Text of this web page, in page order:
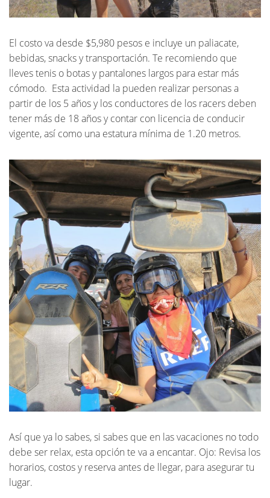
El costo va desde $5,980 pesos e incluye un paliacate,
bebidas, snacks y transportación. Te recomiendo que
lleves tenis o botas y pantalones largos para estar más
cómodo. Esta actividad la pueden realizar personas a
partir de los 5 años y los conductores de los racers deben
tener más de 18 años y contar con licencia de conducir
vigente, así como una estatura mínima de 1.20 metros.
Así que ya lo sabes, si sabes que en las vacaciones no todo
debe ser relax, esta opción te va a encantar. Ojo: Revisa los
horarios, costos y reserva antes de llegar, para asegurar tu
lugar.